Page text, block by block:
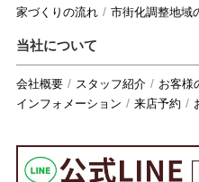
家づくりの流れ
市街化調整地域
当社について
会社概要 スタッフ紹介 お客様
インフォメーション
来店予約